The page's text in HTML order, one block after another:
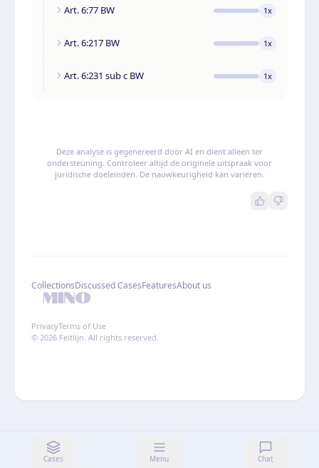
Cases Menu Chat
Art. 6:77 BW 1x
Art. 6:217 BW 1x
Art. 6:231 sub c BW 1x
Deze analyse is gegenereerd door AI en dient alleen ter
ondersteuning. Controleer altijd de originele uitspraak voor
juridische doeleinden. De nauwkeurigheid kan variëren.
CollectionsDiscussed CasesFeaturesAbout us
PrivacyTerms of Use
© 2026 Feitlijn. All rights reserved.